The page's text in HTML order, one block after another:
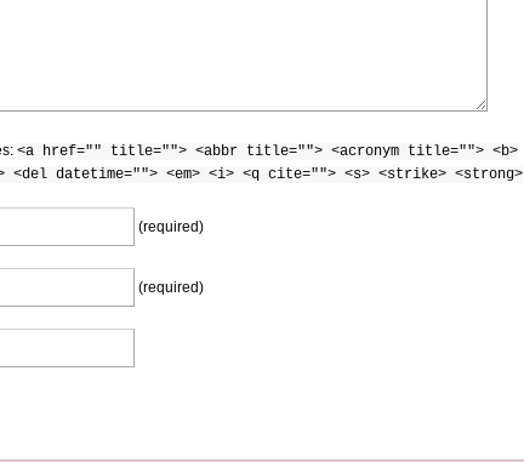
<a href="" title=""> <abbr title=""> <acronym title=""> <b>
<del datetime=""> <em> <i> <q cite=""> <s> <strike> <strong>
(required)
(required)